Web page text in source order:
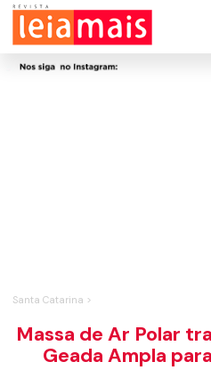
Santa Catarina >
Massa de Ar Polar
Geada Ampla